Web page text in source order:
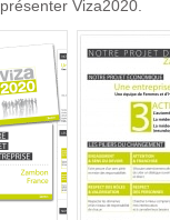
présenter Viza2020.